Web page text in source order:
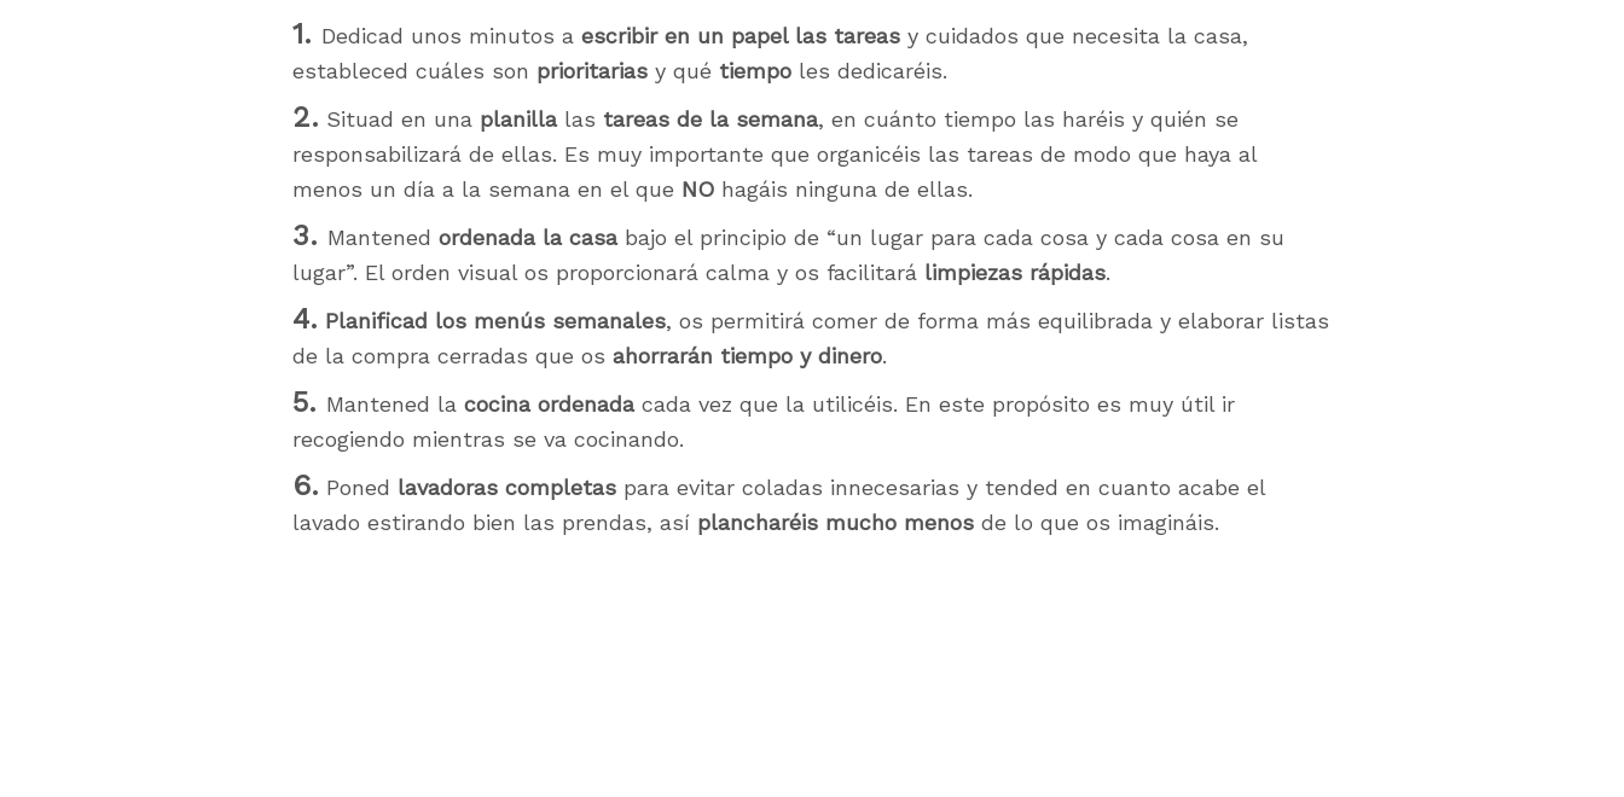
1. Dedicad unos minutos a escribir en un papel las tareas y cuidados que necesita la casa,
estableced cuáles son prioritarias y qué tiempo les dedicaréis.
2. Situad en una planillalas tareas de la semana, en cuánto tiempo las haréis y quién se
responsabilizará de ellas. Es muy importante que organicéis las tareas de modo que haya al
menos un día a la semana en el que NO hagáis ninguna de ellas.
3. Mantened ordenada la casabajo el principio de “un lugar para cada cosa y cada cosa en su
lugar”. El orden visual os proporcionará calma y os facilitará limpiezas rápidas.
4. Planificad los menús semanales, os permitirá comer de forma más equilibrada y elaborar listas
de la compra cerradas que os ahorrarán tiempo y dinero.
5. Mantened la cocina ordenadacada vez que la utilicéis. En este propósito es muy útil ir
recogiendo mientras se va cocinando.
6. Poned lavadoras completas para evitar coladas innecesarias y tended en cuanto acabe el
lavado estirando bien las prendas, así plancharéis mucho menos de lo que os imagináis.